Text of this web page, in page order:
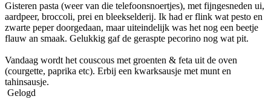
Gisteren pasta (weer van die telefoonsnoertjes), met fijngesneden ui,
aardpeer, broccoli, prei en bleekselderij. Ik had er flink wat pesto en
zwarte peper doorgedaan, maar uiteindelijk was het nog een beetje
flauw an smaak. Gelukkig gaf de geraspte pecorino nog wat pit.
Vandaag wordt het couscous met groenten & feta uit de oven
(courgette, paprika etc). Erbij een kwarksausje met munt en
tahinsausje.
Gelogd